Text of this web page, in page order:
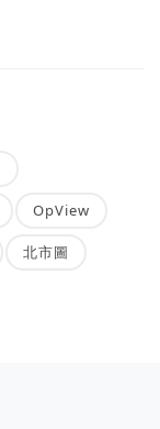
OpView
北市圖